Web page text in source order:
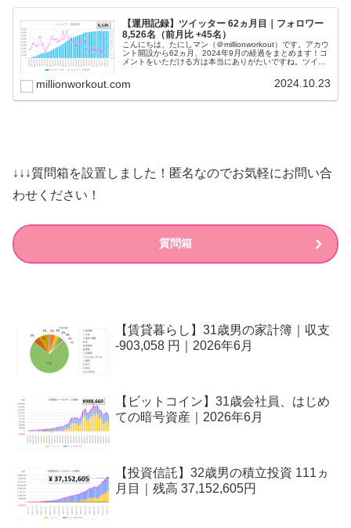
【運用記録】ツイッター 62ヵ月目｜フォロワー
8,526名（前月比 +45名）
こんにちは、たにしマン（＠millionworkout）です。アカウ
ント開設から62ヵ月、2024年9月の経過をまとめます！コ
メントをいただける方は本当にありがたいですね。ツイー
millionworkout.com 2024.10.23
↓↓↓質問箱を設置しました！匿名なのでお気軽にお問い合
わせください！
質問箱
【賃貸暮らし】31歳男の家計簿｜収支
-903,058 円｜2026年6月
【ビットコイン】31歳会社員、はじめ
ての暗号資産｜2026年6月
【投資信託】32歳男の積立投資 111ヵ
月目｜残高 37,152,605円